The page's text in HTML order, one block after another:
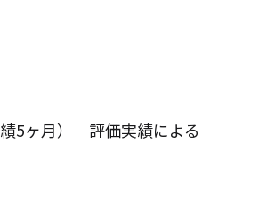
5ヶ月） 評価実績による